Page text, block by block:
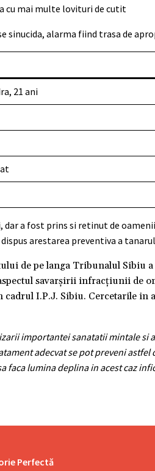
alarma fiind trasa de
21 ani
a fost prins si retinut de
arestarea preventiva a
de pe langa Tribunalul Sibiu
savarşirii infracţiunii de
I.P.J. Sibiu. Cercetarile in
importantei sanatatii mintale si
adecvat se pot preveni astfel
lumina deplina in acest caz
Perfectă